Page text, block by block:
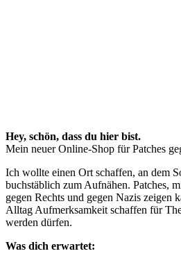
Hey, schön, dass du hier bist.
Mein neuer Online-Shop für Patches
Ich wollte einen Ort schaffen, an dem
buchstäblich zum Aufnähen. Patches,
gegen Rechts und gegen Nazis zeigen
Alltag Aufmerksamkeit schaffen für
werden dürfen.
Was dich erwartet: